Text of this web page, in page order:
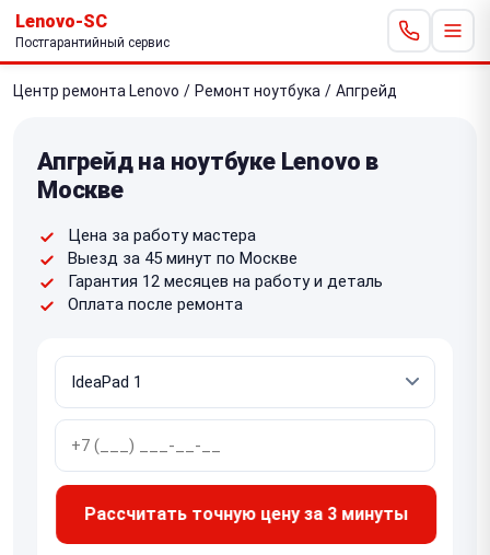
Lenovo-SC
Постгарантийный сервис
Центр ремонта Lenovo / Ремонт ноутбука / Апгрейд
Апгрейд на ноутбуке Lenovo в
Москве
Цена за работу мастера
Выезд за 45 минут по Москве
Гарантия 12 месяцев на работу и деталь
Оплата после ремонта
Рассчитать точную цену за 3 минуты